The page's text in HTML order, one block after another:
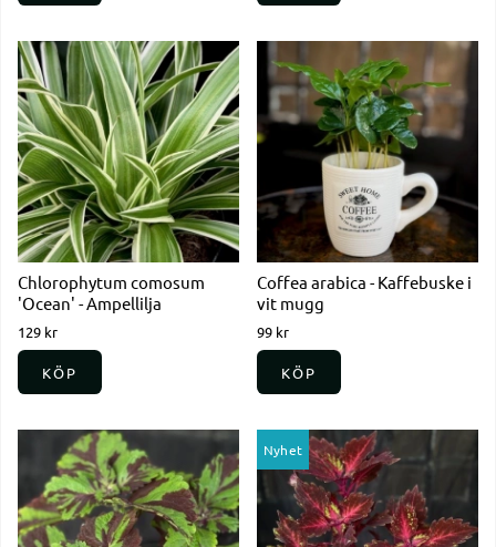
Chlorophytum comosum
'Ocean' - Ampellilja
129 kr
KÖP
Coffea arabica - Kaffebuske i
vit mugg
99 kr
KÖP
Nyhet